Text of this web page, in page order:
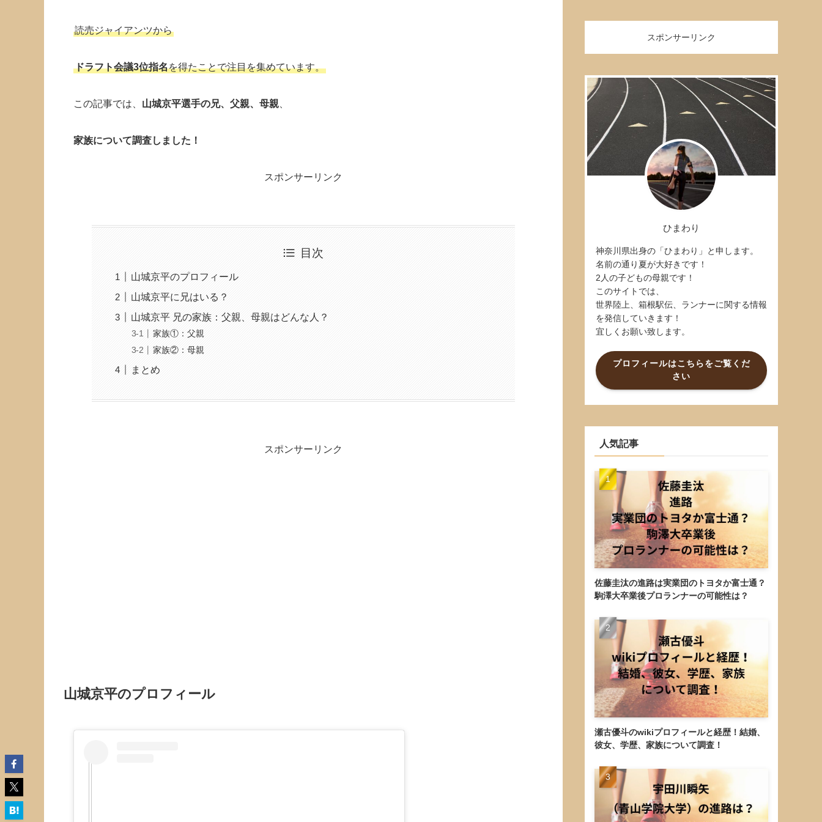
読売ジャイアンツから
ドラフト会議3位指名を得たことで注目を集めています。
この記事では、 山城京平選手の兄、父親、母親
家族について調査しました！
スポンサーリンク
目次
山城京平のプロフィール
山城京平に兄はいる？
山城京平 兄の家族：父親、母親はどんな人？
家族①：父親
家族②：母親
まとめ
スポンサーリンク
山城京平のプロフィール
スポンサーリンク
ひまわり
神奈川県出身の「ひまわり」と申します。
名前の通り夏が大好きです！
2人の子どもの母親です！
このサイトでは、
世界陸上、箱根駅伝、ランナーに関する情報
を発信していきます！
宜しくお願い致します。
プロフィールはこちらをご覧くだ
さい
人気記事
佐藤圭汰の進路は実業団のトヨタか富士通？
駒澤大卒業後プロランナーの可能性は？
瀬古優斗のwikiプロフィールと経歴！結婚、
彼女、学歴、家族について調査！